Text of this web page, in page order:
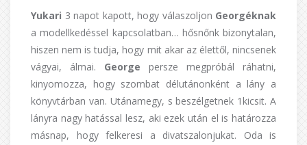
Yukari 3 napot kapott, hogy válaszoljon Georgéknak
a modellkedéssel kapcsolatban… hősnőnk bizonytalan,
hiszen nem is tudja, hogy mit akar az élettől, nincsenek
vágyai, álmai. George persze megpróbál ráhatni,
kinyomozza, hogy szombat délutánonként a lány a
könyvtárban van. Utánamegy, s beszélgetnek 1kicsit. A
lányra nagy hatással lesz, aki ezek után el is határozza
másnap, hogy felkeresi a divatszalonjukat. Oda is